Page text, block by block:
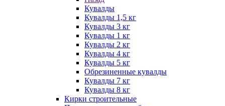
Кувалды
Кувалды 1,5 кг
Кувалды 3 кг
Кувалды 1 кг
Кувалды 2 кг
Кувалды 4 кг
Кувалды 5 кг
Обрезиненные кувалды
Кувалды 7 кг
Кувалды 8 кг
Кирки строительные